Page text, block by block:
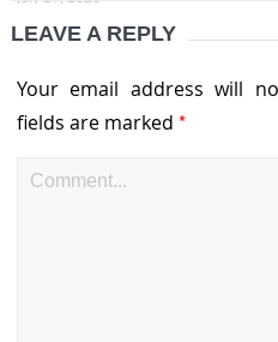
LEAVE A REPLY
Your email address will
fields are marked *